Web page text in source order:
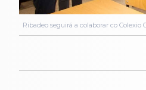
Ribadeo seguirá a colaborar co